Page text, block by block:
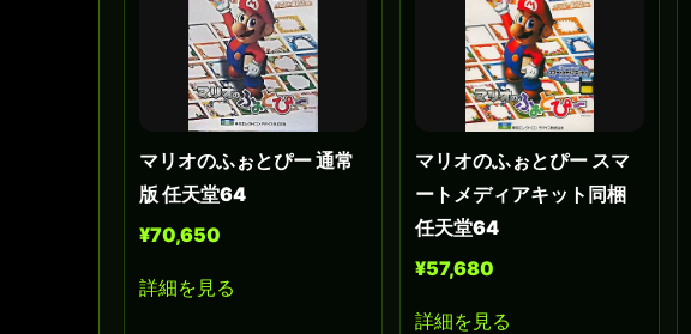
マリオのふぉとぴー 通常
版 任天堂64
¥70,650
詳細を見る
マリオのふぉとぴー スマ
ートメディアキット同梱
任天堂64
¥57,680
詳細を見る